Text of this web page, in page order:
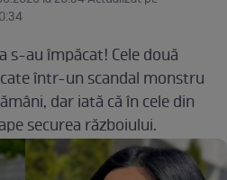
s-au împăcat! Cele două
într-un scandal monstru
dar iată că în cele din
securea războiului.